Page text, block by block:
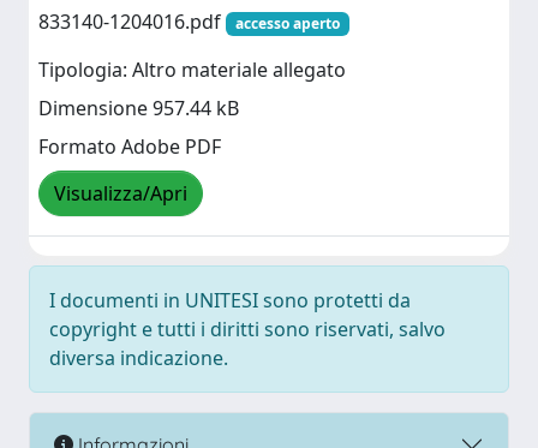
833140-1204016.pdf
accesso aperto
Tipologia: Altro materiale allegato
Dimensione 957.44 kB
Formato Adobe PDF
Visualizza/Apri
I documenti in UNITESI sono protetti da
copyright e tutti i diritti sono riservati, salvo
diversa indicazione.